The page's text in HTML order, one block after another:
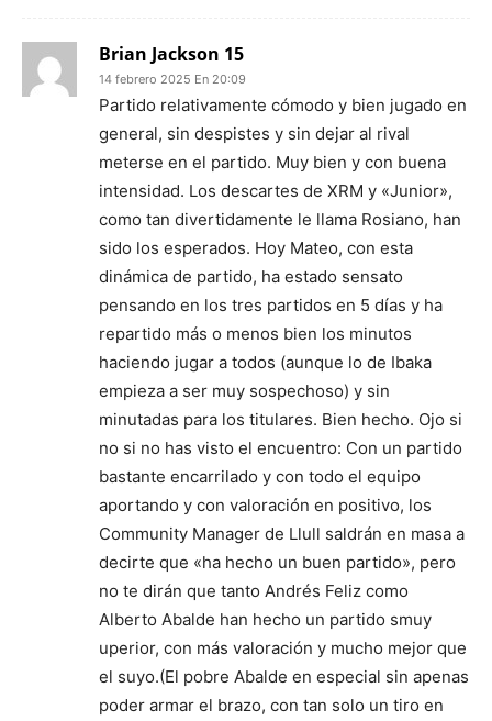
Brian Jackson 15
14 febrero 2025 En 20:09
Partido relativamente cómodo y bien jugado en
general, sin despistes y sin dejar al rival
meterse en el partido. Muy bien y con buena
intensidad. Los descartes de XRM y «Junior»,
como tan divertidamente le llama Rosiano, han
sido los esperados. Hoy Mateo, con esta
dinámica de partido, ha estado sensato
pensando en los tres partidos en 5 días y ha
repartido más o menos bien los minutos
haciendo jugar a todos (aunque lo de Ibaka
empieza a ser muy sospechoso) y sin
minutadas para los titulares. Bien hecho. Ojo si
no si no has visto el encuentro: Con un partido
bastante encarrilado y con todo el equipo
aportando y con valoración en positivo, los
Community Manager de Llull saldrán en masa a
decirte que «ha hecho un buen partido», pero
no te dirán que tanto Andrés Feliz como
Alberto Abalde han hecho un partido smuy
uperior, con más valoración y mucho mejor que
el suyo.(El pobre Abalde en especial sin apenas
poder armar el brazo, con tan solo un tiro en